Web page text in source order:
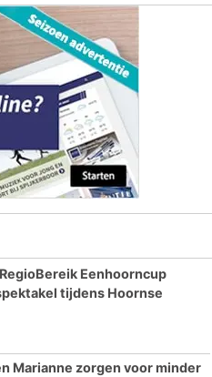
Eenhoorncup
tijdens Hoornse
Marianne zorgen voor minder